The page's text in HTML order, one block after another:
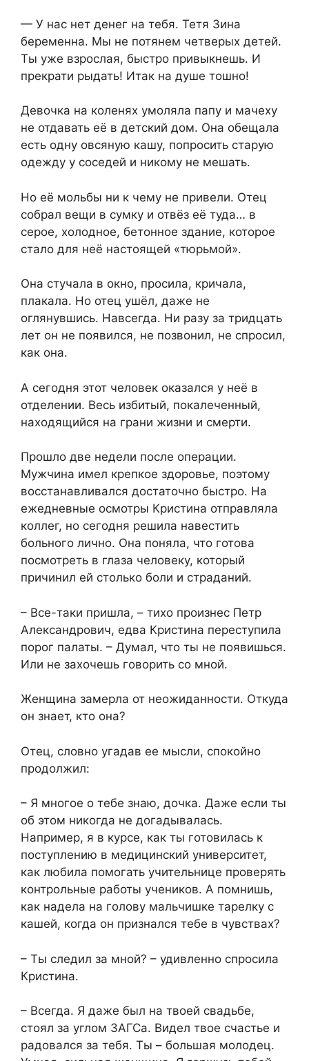
— У нас нет денег на тебя. Тетя Зина
беременна. Мы не потянем четверых детей.
Ты уже взрослая, быстро привыкнешь. И
прекрати рыдать! Итак на душе тошно!
Девочка на коленях умоляла папу и мачеху
не отдавать её в детский дом. Она обещала
есть одну овсяную кашу, попросить старую
одежду у соседей и никому не мешать.
Но её мольбы ни к чему не привели. Отец
собрал вещи в сумку и отвёз её туда… в
серое, холодное, бетонное здание, которое
стало для неё настоящей «тюрьмой».
Она стучала в окно, просила, кричала,
плакала. Но отец ушёл, даже не
оглянувшись. Навсегда. Ни разу за тридцать
лет он не появился, не позвонил, не спросил,
как она.
А сегодня этот человек оказался у неё в
отделении. Весь избитый, покалеченный,
находящийся на грани жизни и смерти.
Прошло две недели после операции.
Мужчина имел крепкое здоровье, поэтому
восстанавливался достаточно быстро. На
ежедневные осмотры Кристина отправляла
коллег, но сегодня решила навестить
больного лично. Она поняла, что готова
посмотреть в глаза человеку, который
причинил ей столько боли и страданий.
– Все-таки пришла, – тихо произнес Петр
Александрович, едва Кристина переступила
порог палаты. – Думал, что ты не появишься.
Или не захочешь говорить со мной.
Женщина замерла от неожиданности. Откуда
он знает, кто она?
Отец, словно угадав ее мысли, спокойно
продолжил:
– Я многое о тебе знаю, дочка. Даже если ты
об этом никогда не догадывалась.
Например, я в курсе, как ты готовилась к
поступлению в медицинский университет,
как любила помогать учительнице проверять
контрольные работы учеников. А помнишь,
как надела на голову мальчишке тарелку с
кашей, когда он признался тебе в чувствах?
– Ты следил за мной? – удивленно спросила
Кристина.
– Всегда. Я даже был на твоей свадьбе,
стоял за углом ЗАГСа. Видел твое счастье и
радовался за тебя. Ты – большая молодец.